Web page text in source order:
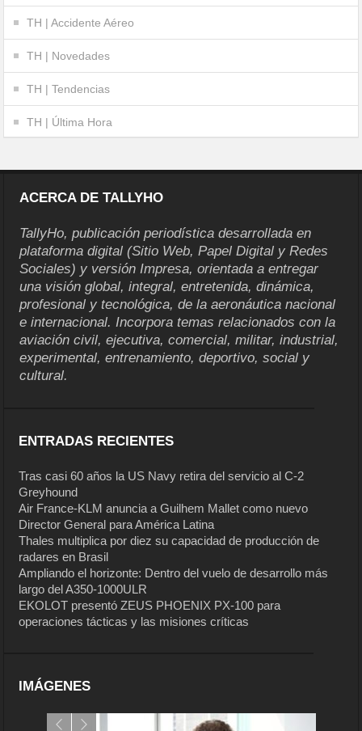
TH | Accidente Aéreo
TH | Novedades
TH | Tendencias
TH | Última Hora
ACERCA DE TALLYHO
TallyHo, publicación periodística desarrollada en
plataforma digital (Sitio Web, Papel Digital y Redes
Sociales) y versión Impresa, orientada a entregar
una visión global, integral, entretenida, dinámica,
profesional y tecnológica, de la aeronáutica nacional
e internacional. Incorpora temas relacionados con la
aviación civil, ejecutiva, comercial, militar, industrial,
experimental, entrenamiento, deportivo, social y
cultural.
ENTRADAS RECIENTES
Tras casi 60 años la US Navy retira del servicio al C-2
Greyhound
Air France-KLM anuncia a Guilhem Mallet como nuevo
Director General para América Latina
Thales multiplica por diez su capacidad de producción de
radares en Brasil
Ampliando el horizonte: Dentro del vuelo de desarrollo más
largo del A350-1000ULR
EKOLOT presentó ZEUS PHOENIX PX-100 para
operaciones tácticas y las misiones críticas
IMÁGENES